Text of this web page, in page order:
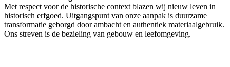
Met respect voor de historische context blazen wij nieuw leven in
historisch erfgoed. Uitgangspunt van onze aanpak is duurzame
transformatie geborgd door ambacht en authentiek materiaalgebruik.
Ons streven is de bezieling van gebouw en leefomgeving.